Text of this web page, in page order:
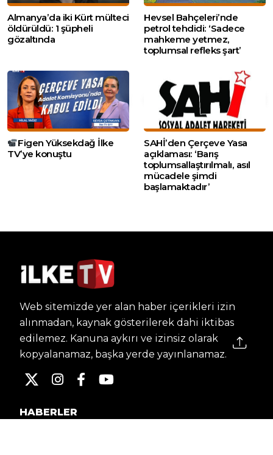
Almanya’da iki Kürt mülteci
öldürüldü: 1 şüpheli
gözaltında
Hevsel Bahçeleri’nde
petrol tehdidi: ‘Sadece
mahkeme yetmez,
toplumsal refleks şart’
Figen Yüksekdağ İlke
TV’ye konuştu
SAHİ’den Çerçeve Yasa
açıklaması: ‘Barış
toplumsallaştırılmalı, asıl
mücadele şimdi
başlamaktadır’
Web sitemizde yer alan haber içerikleri izin
alınmadan, kaynak gösterilerek dahi iktibas
edilemez. Kanuna aykırı ve izinsiz olarak
kopyalanamaz, başka yerde yayınlanamaz.
HABERLER